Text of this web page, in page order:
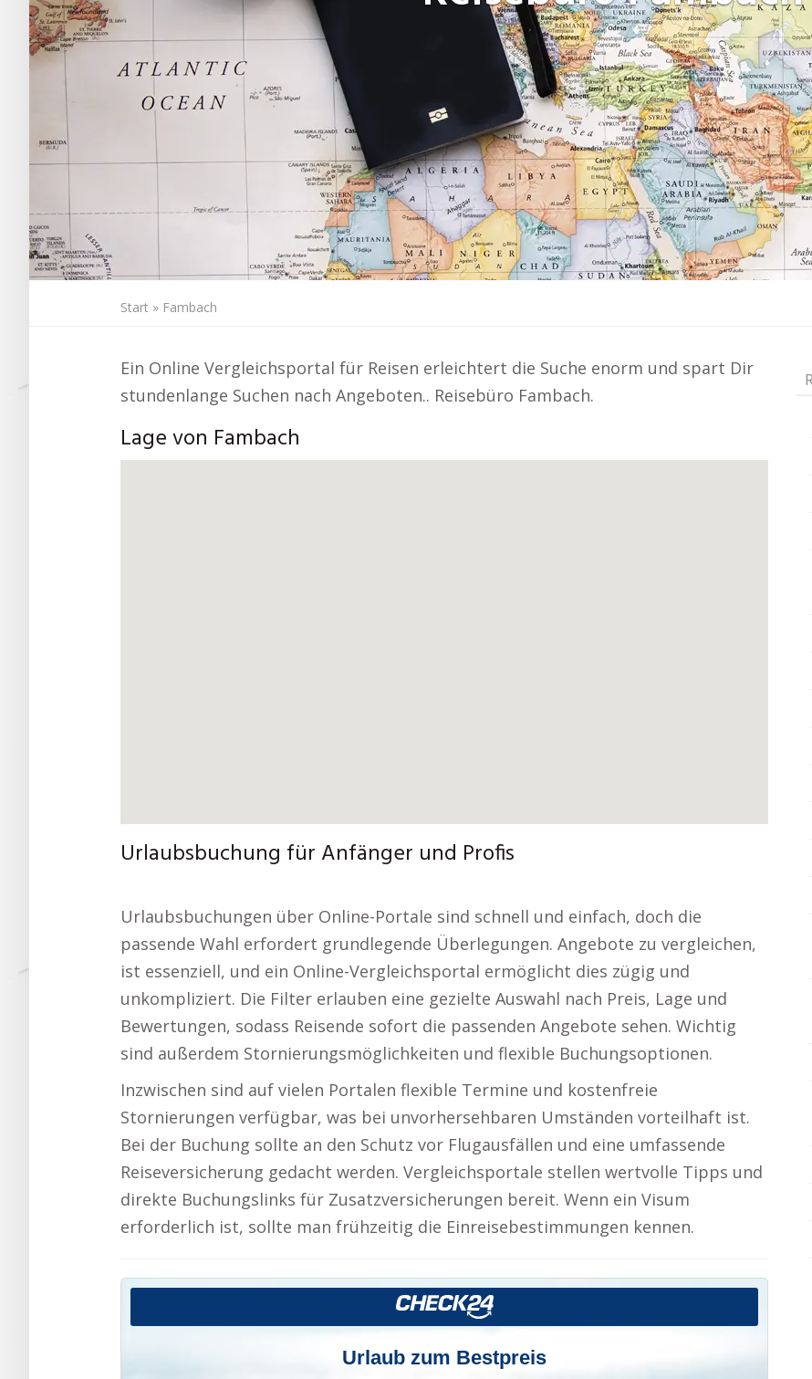
Start » Fambach
Ein Online Vergleichsportal für Reisen erleichtert die Suche enorm und spart Dir
stundenlange Suchen nach Angeboten.. Reisebüro Fambach.
Lage von Fambach
Urlaubsbuchung für Anfänger und Profis
Urlaubsbuchungen über Online-Portale sind schnell und einfach, doch die
passende Wahl erfordert grundlegende Überlegungen. Angebote zu vergleichen,
ist essenziell, und ein Online-Vergleichsportal ermöglicht dies zügig und
unkompliziert. Die Filter erlauben eine gezielte Auswahl nach Preis, Lage und
Bewertungen, sodass Reisende sofort die passenden Angebote sehen. Wichtig
sind außerdem Stornierungsmöglichkeiten und flexible Buchungsoptionen.
Inzwischen sind auf vielen Portalen flexible Termine und kostenfreie
Stornierungen verfügbar, was bei unvorhersehbaren Umständen vorteilhaft ist.
Bei der Buchung sollte an den Schutz vor Flugausfällen und eine umfassende
Reiseversicherung gedacht werden. Vergleichsportale stellen wertvolle Tipps und
direkte Buchungslinks für Zusatzversicherungen bereit. Wenn ein Visum
erforderlich ist, sollte man frühzeitig die Einreisebestimmungen kennen.
Urlaub zum Bestpreis